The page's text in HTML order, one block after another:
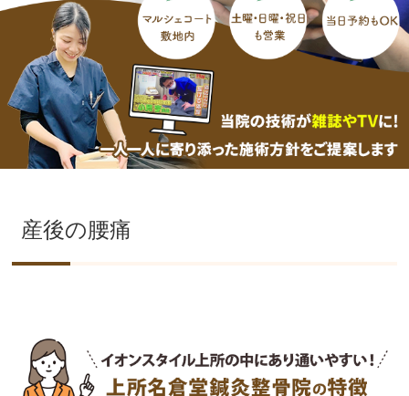
産後の腰痛